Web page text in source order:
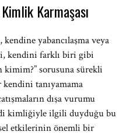
Karmaşası
yabancılaşma veya
kendini farklı biri gibi
kimim?” sorusuna sürekli
tanıyamama
dışa vurumu
kimliğiyle ilgili duyduğu bu
etkilerinin önemli bir